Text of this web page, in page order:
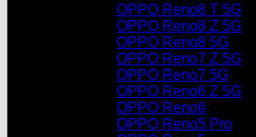
OPPO Reno8 T 5G
OPPO Reno8 Z 5G
OPPO Reno8 5G
OPPO Reno7 Z 5G
OPPO Reno7 5G
OPPO Reno6 Z 5G
OPPO Reno6
OPPO Reno5 Pro